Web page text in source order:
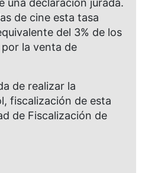
una declaración jurada.
de cine esta tasa
del 3% de los
la venta de
de realizar la
fiscalización de esta
de Fiscalización de